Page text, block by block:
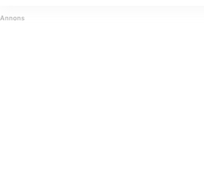
tvekan en av ...